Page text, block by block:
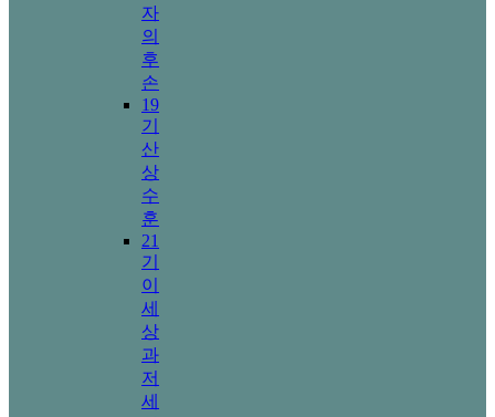
자
의
후
손
19
기
산
상
수
훈
21
기
이
세
상
과
저
세